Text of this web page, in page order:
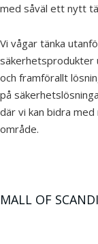
med såväl ett nytt
Vi vågar tänka
säkerhetsprodukter
och framförallt
på
där vi kan bidra
område.
MALL OF